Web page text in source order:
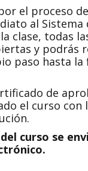
el proceso
al Sistema
clase, todas
y podrás
paso hasta la
de
el curso con
curso se